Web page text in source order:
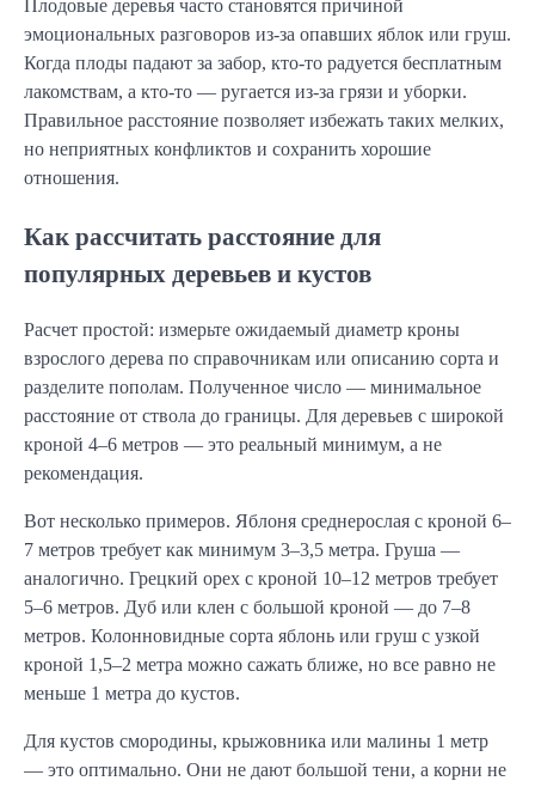
Плодовые деревья часто становятся причиной
эмоциональных разговоров из-за опавших яблок или груш.
Когда плоды падают за забор, кто-то радуется бесплатным
лакомствам, а кто-то — ругается из-за грязи и уборки.
Правильное расстояние позволяет избежать таких мелких,
но неприятных конфликтов и сохранить хорошие
отношения.
Как рассчитать расстояние для
популярных деревьев и кустов
Расчет простой: измерьте ожидаемый диаметр кроны
взрослого дерева по справочникам или описанию сорта и
разделите пополам. Полученное число — минимальное
расстояние от ствола до границы. Для деревьев с широкой
кроной 4–6 метров — это реальный минимум, а не
рекомендация.
Вот несколько примеров. Яблоня среднерослая с кроной 6–
7 метров требует как минимум 3–3,5 метра. Груша —
аналогично. Грецкий орех с кроной 10–12 метров требует
5–6 метров. Дуб или клен с большой кроной — до 7–8
метров. Колонновидные сорта яблонь или груш с узкой
кроной 1,5–2 метра можно сажать ближе, но все равно не
меньше 1 метра до кустов.
Для кустов смородины, крыжовника или малины 1 метр
— это оптимально. Они не дают большой тени, а корни не